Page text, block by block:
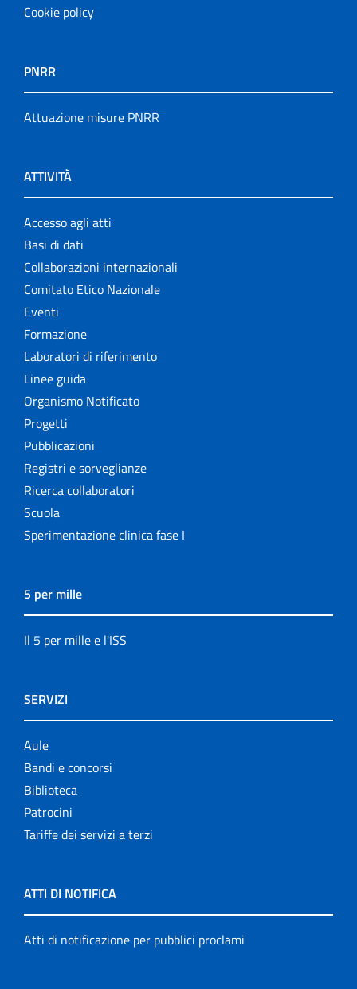
Cookie policy
PNRR
Attuazione misure PNRR
ATTIVITÀ
Accesso agli atti
Basi di dati
Collaborazioni internazionali
Comitato Etico Nazionale
Eventi
Formazione
Laboratori di riferimento
Linee guida
Organismo Notificato
Progetti
Pubblicazioni
Registri e sorveglianze
Ricerca collaboratori
Scuola
Sperimentazione clinica fase I
5 per mille
Il 5 per mille e l'ISS
SERVIZI
Aule
Bandi e concorsi
Biblioteca
Patrocini
Tariffe dei servizi a terzi
ATTI DI NOTIFICA
Atti di notificazione per pubblici proclami